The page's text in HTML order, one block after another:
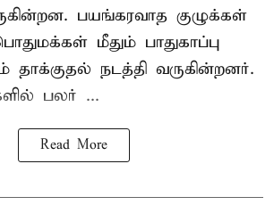
பயங்கரவாத குழுக்கள்
மீதும் பாதுகாப்பு
தாக்குதல் நடத்தி வருகின்றனர்.
பலர் ...
Read More